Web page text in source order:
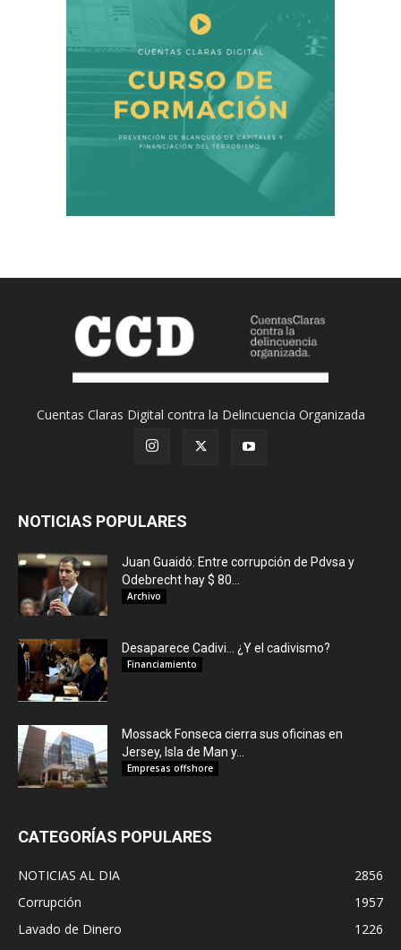
Cuentas Claras Digital contra la Delincuencia Organizada
NOTICIAS POPULARES
Juan Guaidó: Entre corrupción de Pdvsa y
Odebrecht hay $ 80...
Archivo
Desaparece Cadivi… ¿Y el cadivismo?
Financiamiento
Mossack Fonseca cierra sus oficinas en
Jersey, Isla de Man y...
Empresas offshore
CATEGORÍAS POPULARES
NOTICIAS AL DIA
2856
Corrupción
1957
Lavado de Dinero
1226